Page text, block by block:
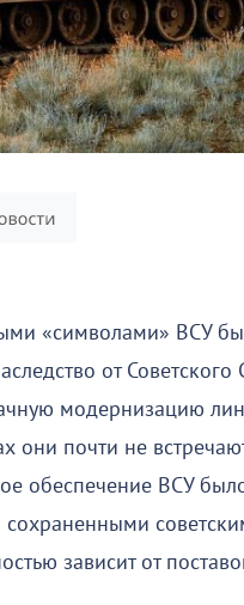
«символами» ВСУ
от
модернизацию
они почти не
обеспечение ВСУ
зависит от